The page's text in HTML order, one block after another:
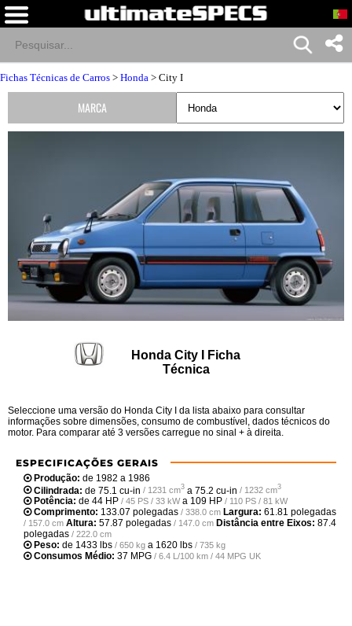
Fichas Técnicas de Carros > Honda > City I
Honda City I Ficha
Técnica
Seleccione uma versão do Honda City I da lista abaixo para consultar
informações sobre dimensões, consumo de combustível, dados técnicos do
motor. Para comparar até 3 versões carregue no sinal + à direita.
ESPECIFICAÇÕES GERAIS
Produção: de 1982 a 1986
Cilindrada: de 75.1 cu-in / 1231 cm3 a 75.2 cu-in / 1232 cm3
Potência: de 44 HP / 45 PS / 33 kWa 109 HP / 110 PS / 81 kW
Comprimento: 133.07 polegadas / 338.0 cm Largura: 61.81 polegadas
/ 157.0 cm Altura: 57.87 polegadas / 147.0 cm Distância entre Eixos: 87.4
polegadas / 222.0 cm
Peso: de 1433 lbs / 650 kg a 1620 lbs / 735 kg
Consumos Médio: 37 MPG / 6.4 L/100 km / 44 MPG UK
MARCA